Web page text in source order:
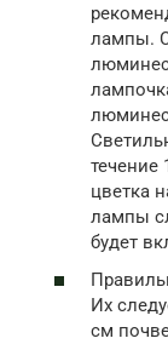
лампы.
течение
цветка
лампы
будет
Их
см